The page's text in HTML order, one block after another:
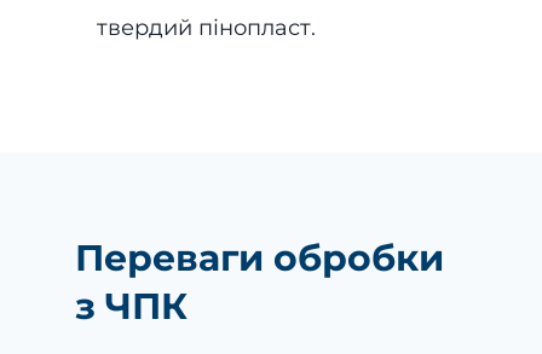
твердий пінопласт.
Переваги обробки
з ЧПК